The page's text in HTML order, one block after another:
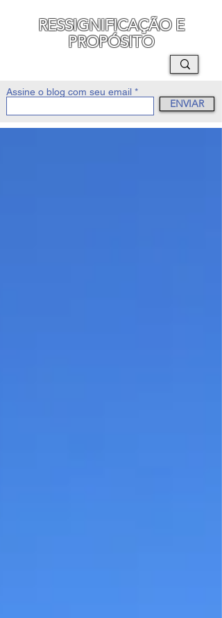
RESSIGNIFICAÇÃO E
PROPÓSITO
Assine o blog com seu email
ENVIAR